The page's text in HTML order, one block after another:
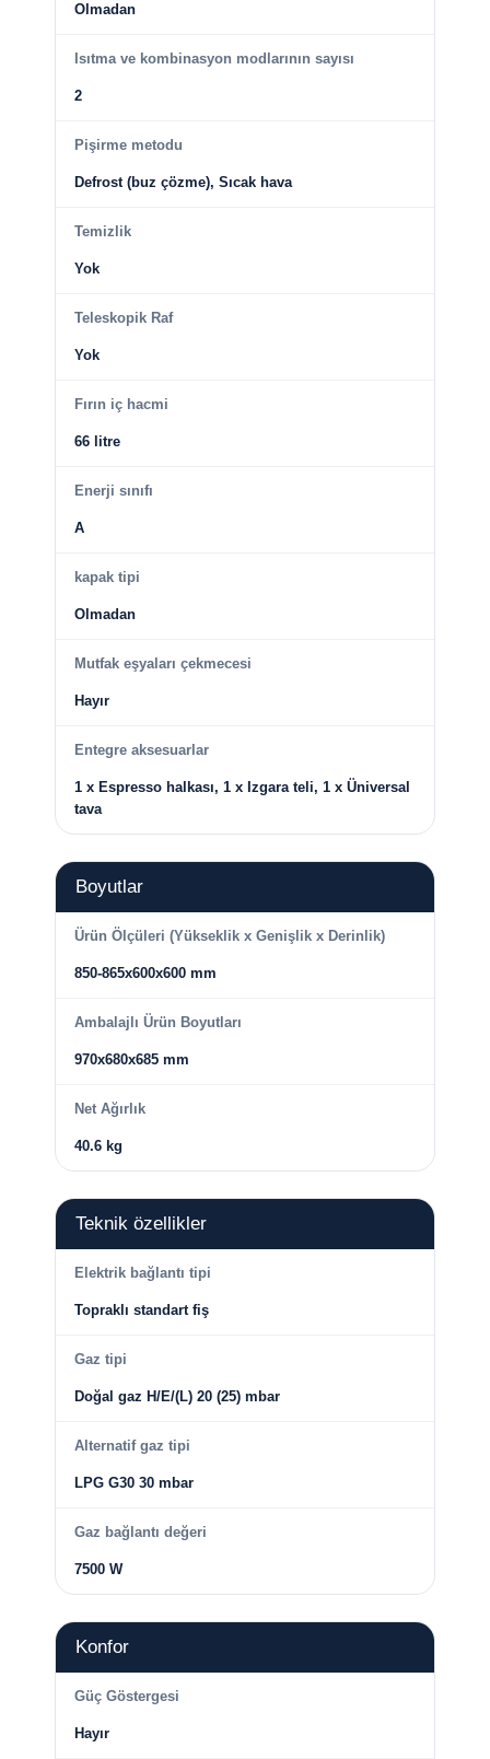
Olmadan
Isıtma ve kombinasyon modlarının sayısı
2
Pişirme metodu
Defrost (buz çözme), Sıcak hava
Temizlik
Yok
Teleskopik Raf
Yok
Fırın iç hacmi
66 litre
Enerji sınıfı
A
kapak tipi
Olmadan
Mutfak eşyaları çekmecesi
Hayır
Entegre aksesuarlar
1 x Espresso halkası, 1 x Izgara teli, 1 x Üniversal
tava
Boyutlar
Ürün Ölçüleri (Yükseklik x Genişlik x Derinlik)
850-865x600x600 mm
Ambalajlı Ürün Boyutları
970x680x685 mm
Net Ağırlık
40.6 kg
Teknik özellikler
Elektrik bağlantı tipi
Topraklı standart fiş
Gaz tipi
Doğal gaz H/E/(L) 20 (25) mbar
Alternatif gaz tipi
LPG G30 30 mbar
Gaz bağlantı değeri
7500 W
Konfor
Güç Göstergesi
Hayır